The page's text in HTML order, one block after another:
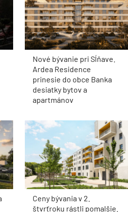
Nové bývanie pri Sĺňave.
Ardea Residence
prinesie do obce Banka
desiatky bytov a
apartmánov
Ceny bývania v 2.
štvrťroku rástli pomalšie.